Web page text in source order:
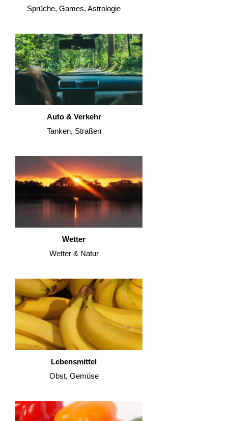
Sprüche, Games, Astrologie
Auto & Verkehr
Tanken, Straßen
Wetter
Wetter & Natur
Lebensmittel
Obst, Gemüse